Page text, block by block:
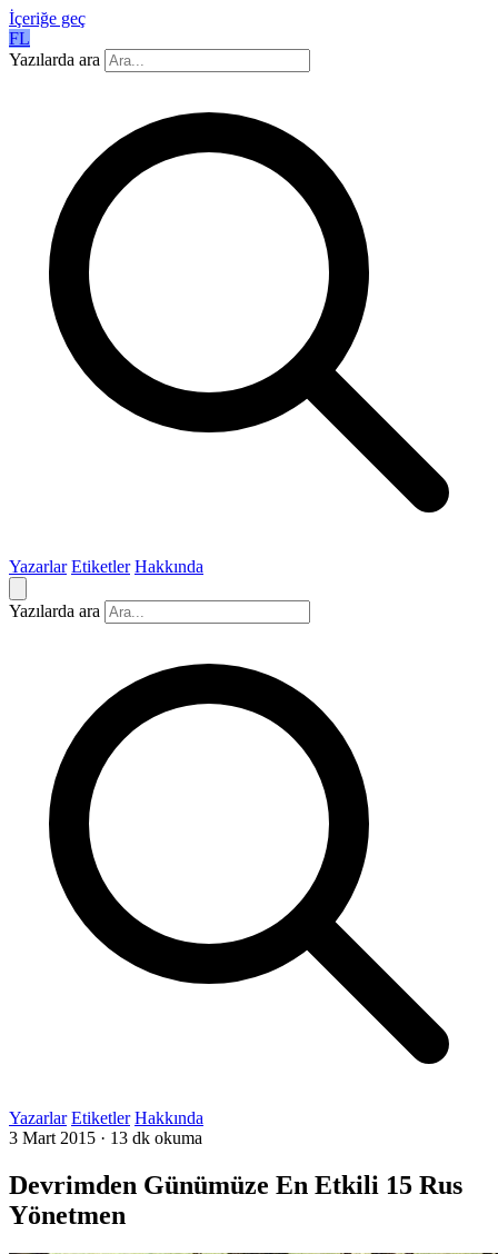
İçeriğe geç
FL
Yazılarda ara
Yazarlar Etiketler Hakkında
Yazılarda ara
Yazarlar Etiketler Hakkında
3 Mart 2015 · 13 dk okuma
Devrimden Günümüze En Etkili 15 Rus
Yönetmen